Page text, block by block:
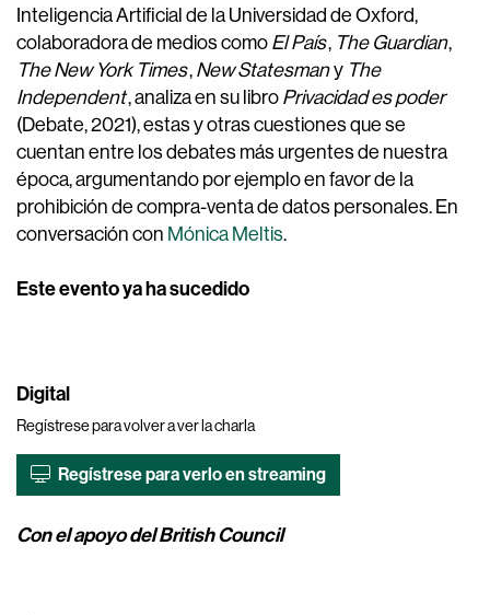
Inteligencia Artificial de la Universidad de Oxford,
colaboradora de medios como El País, The Guardian,
The New York Times, New Statesman y The
Independent, analiza en su libro Privacidad es poder
(Debate, 2021), estas y otras cuestiones que se
cuentan entre los debates más urgentes de nuestra
época, argumentando por ejemplo en favor de la
prohibición de compra-venta de datos personales. En
conversación con Mónica Meltis.
Este evento ya ha sucedido
Digital
Regístrese para volver a ver la charla
Regístrese para verlo en streaming
Con el apoyo del British Council